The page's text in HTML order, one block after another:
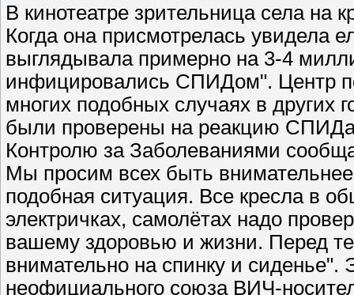
В кинотеатре зрительница села на
Когда она присмотрелась увидела
выглядывала примерно на 3-4
инфицировались СПИДом". Центр
многих подобных случаях в других
были проверены на реакцию
Контролю за Заболеваниями
Мы просим всех быть
подобная ситуация. Все кресла в
электричках, самолётах надо
вашему здоровью и жизни. Перед
внимательно на спинку и
неофициального союза ВИЧ-